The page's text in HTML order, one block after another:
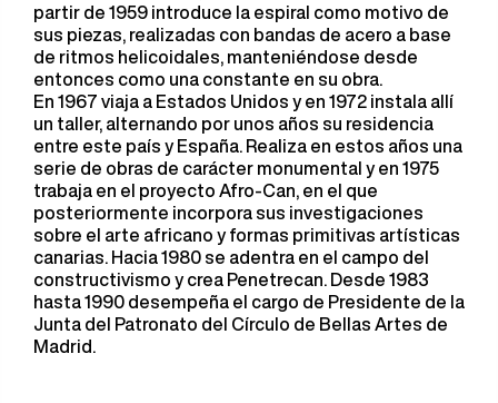
partir de 1959 introduce la espiral como motivo de
sus piezas, realizadas con bandas de acero a base
de ritmos helicoidales, manteniéndose desde
entonces como una constante en su obra.
En 1967 viaja a Estados Unidos y en 1972 instala allí
un taller, alternando por unos años su residencia
entre este país y España. Realiza en estos años una
serie de obras de carácter monumental y en 1975
trabaja en el proyecto Afro-Can, en el que
posteriormente incorpora sus investigaciones
sobre el arte africano y formas primitivas artísticas
canarias. Hacia 1980 se adentra en el campo del
constructivismo y crea Penetrecan. Desde 1983
hasta 1990 desempeña el cargo de Presidente de la
Junta del Patronato del Círculo de Bellas Artes de
Madrid.